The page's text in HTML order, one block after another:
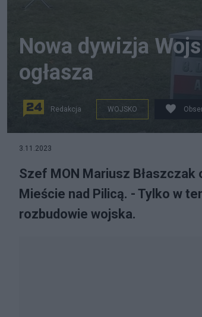
Nowa dywizja
ogłasza
Redakcja WOJSKO
3.11.2023
Szef MON Mariusz Błaszczak
Mieście nad Pilicą. - Tylko w
rozbudowie wojska.